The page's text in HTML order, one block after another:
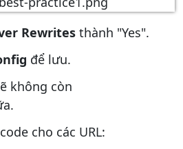
Rewrites thành "Yes".
để lưu.
không còn
cho các URL: